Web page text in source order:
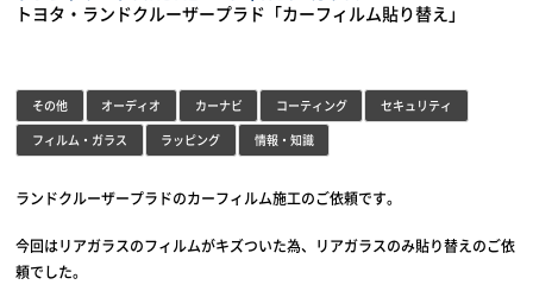
トヨタ・ランドクルーザープラド「カーフィルム貼り替え」
その他 オーディオ カーナビ コーティング
セキュリティ
フィルム・ガラス
ラッピング 情報・知識
ランドクルーザープラドのカーフィルム施工のご依頼です。
今回はリアガラスのフィルムがキズついた為、リアガラスのみ貼り替えのご依
頼でした。